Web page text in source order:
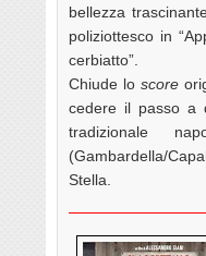
bellezza
poliziottesco in
cerbiatto”.
Chiude lo score
cedere il passo a
tradizionale
(Gambardella/
Stella.